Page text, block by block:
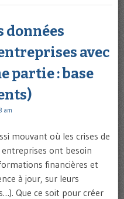
données
avec
partie : base
am
mouvant où les crises de
ont besoin
financières et
à jour, sur leurs
Que ce soit pour créer